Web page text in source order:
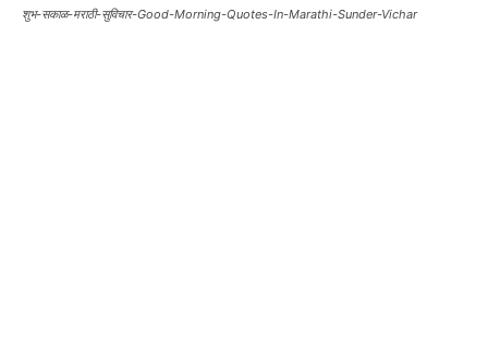
शुभ-सकाळ-मराठी-सुविचार-Good-Morning-Quotes-In-Marathi-Sunder-Vichar